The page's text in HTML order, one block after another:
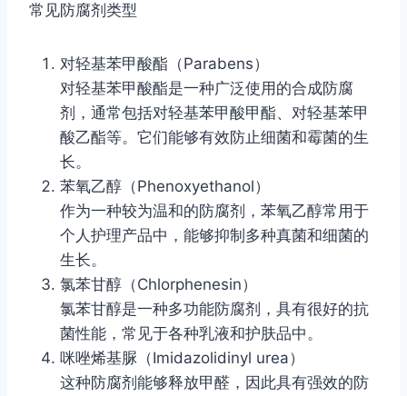
常见防腐剂类型
对轻基苯甲酸酯（Parabens）
对轻基苯甲酸酯是一种广泛使用的合成防腐
剂，通常包括对轻基苯甲酸甲酯、对轻基苯甲
酸乙酯等。它们能够有效防止细菌和霉菌的生
长。
苯氧乙醇（Phenoxyethanol）
作为一种较为温和的防腐剂，苯氧乙醇常用于
个人护理产品中，能够抑制多种真菌和细菌的
生长。
氯苯甘醇（Chlorphenesin）
氯苯甘醇是一种多功能防腐剂，具有很好的抗
菌性能，常见于各种乳液和护肤品中。
咪唑烯基脲（Imidazolidinyl urea）
这种防腐剂能够释放甲醛，因此具有强效的防